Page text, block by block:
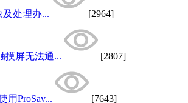
及处理办... [2964]
摸屏无法通... [2807]
用ProSav... [7643]